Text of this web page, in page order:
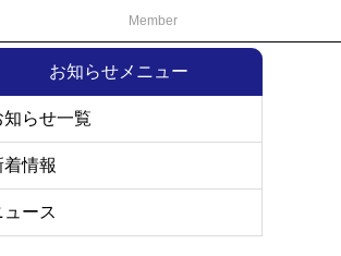
Member
お知らせメニュー
知らせ一覧
着情報
ュース